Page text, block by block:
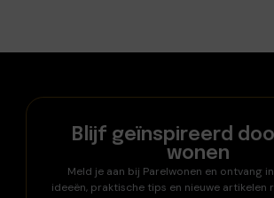
Blijf geïnspireerd
wonen
Meld je aan bij Parelwonen en ontvang
ideeën, praktische tips en nieuwe artikelen